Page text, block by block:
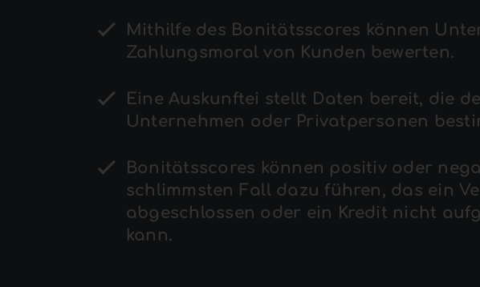
Mithilfe des Bonitätsscores können
Zahlungsmoral von Kunden bewerten.
Eine Auskunftei stellt Daten bereit, die
Unternehmen oder Privatpersonen
Bonitätsscores können positiv oder
schlimmsten Fall dazu führen, das ein
abgeschlossen oder ein Kredit nicht
kann.